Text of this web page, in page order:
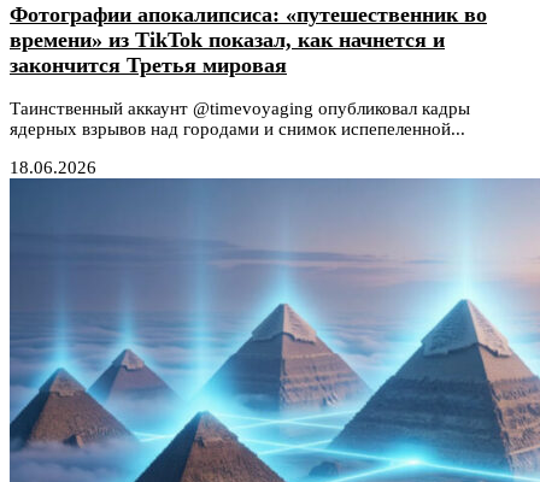
Фотографии апокалипсиса: «путешественник во
времени» из TikTok показал, как начнется и
закончится Третья мировая
Таинственный аккаунт @timevoyaging опубликовал кадры
ядерных взрывов над городами и снимок испепеленной...
18.06.2026